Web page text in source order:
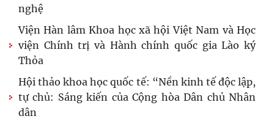
nghệ
Viện Hàn lâm Khoa học xã hội Việt Nam và Học
viện Chính trị và Hành chính quốc gia Lào ký
Thỏa
Hội thảo khoa học quốc tế: “Nền kinh tế độc lập,
tự chủ: Sáng kiến của Cộng hòa Dân chủ Nhân
dân